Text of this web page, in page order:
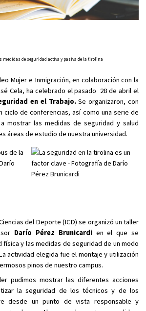
medidas de seguridad activa y pasiva de la tirolina
Mujer e Inmigración, en colaboración con la
Cela, ha celebrado el pasado 28 de abril el
en el Trabajo.Se organizaron, con
ciclo de conferencias, así como una serie de
mostrar las medidas de seguridad y salud
áreas de estudio de nuestra universidad.
del Deporte (ICD) se organizó un taller
Darío Pérez Brunicardien el que se
física y las medidas de seguridad de un modo
actividad elegida fue el montaje y utilización
pinos de nuestro campus.
pudimos mostrar las diferentes acciones
la seguridad de los técnicos y de los
desde un punto de vista responsable y